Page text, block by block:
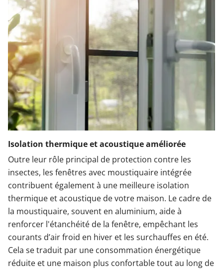
Isolation thermique et acoustique améliorée
Outre leur rôle principal de protection contre les
insectes, les fenêtres avec moustiquaire intégrée
contribuent également à une meilleure isolation
thermique et acoustique de votre maison. Le cadre de
la moustiquaire, souvent en aluminium, aide à
renforcer l'étanchéité de la fenêtre, empêchant les
courants d’air froid en hiver et les surchauffes en été.
Cela se traduit par une consommation énergétique
réduite et une maison plus confortable tout au long de